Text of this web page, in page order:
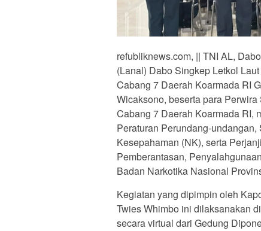
refubliknews.com, || TNI AL,
(Lanal) Dabo Singkep Letkol
Cabang 7 Daerah Koarmada RI
Wicaksono, beserta para
Cabang 7 Daerah Koarmada RI,
Peraturan Perundang-
Kesepahaman (NK), serta
Pemberantasan,
Badan Narkotika Nasional
Kegiatan yang dipimpin oleh
Twies Whimbo ini dilaksanakan
secara virtual dari Gedung